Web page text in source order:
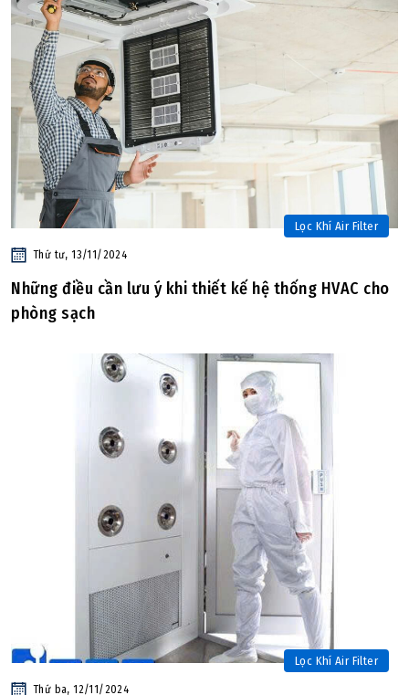
Lọc Khí Air Filter
Thứ tư, 13/11/2024
Những điều cần lưu ý khi thiết kế hệ thống HVAC cho
phòng sạch
Lọc Khí Air Filter
Thứ ba, 12/11/2024